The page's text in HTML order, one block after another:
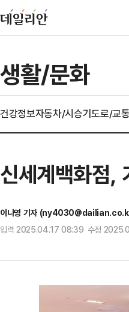
생활/문화
건강정보자동차/시승기도로/교통
신세계백화점,
이나영 기자
입력 2025.04.17 08:39 수정